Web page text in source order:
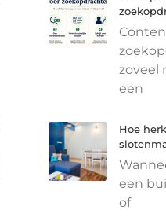
zoveel
een
Hoe
een
of